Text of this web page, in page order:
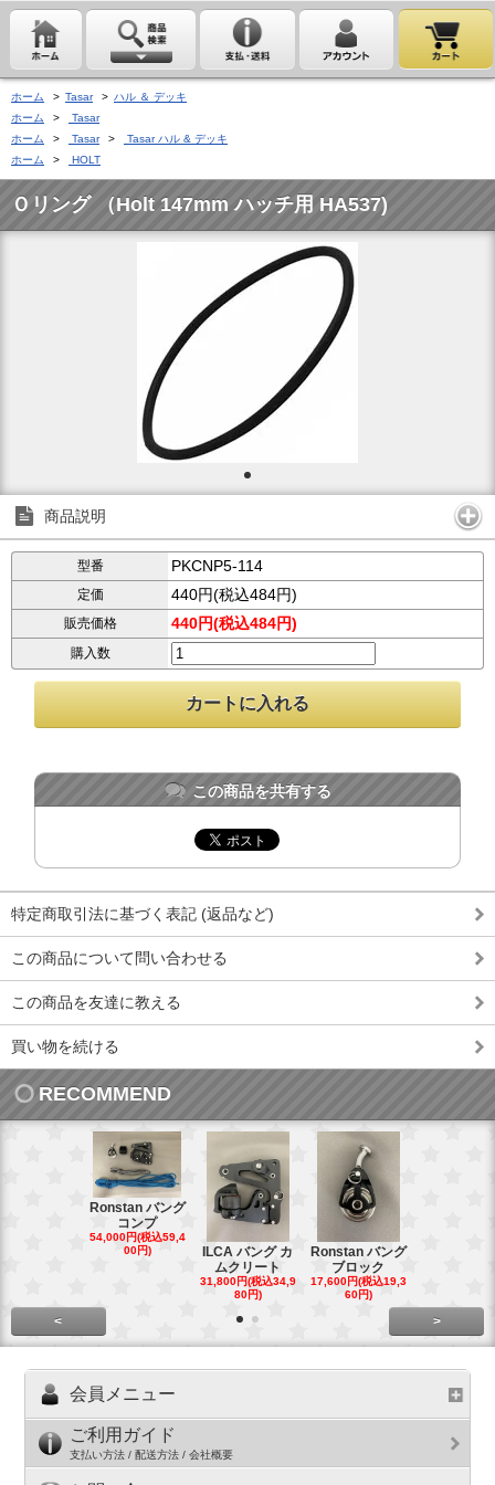
ホーム > Tasar > ハル ＆ デッキ
ホーム
>
Tasar
ホーム
> Tasar >
Tasar ハル & デッキ
ホーム
> HOLT
Ｏリング （Holt 147mm ハッチ用 HA537)
商品説明
型番 PKCNP5-114
定価 440円(税込484円)
販売価格 440円(税込484円)
購入数
この商品を共有する
特定商取引法に基づく表記 (返品など)
この商品について問い合わせる
この商品を友達に教える
買い物を続ける
RECOMMEND
Ronstan バング
コンプ
54,000円(税込59,4
00円)
ILCA バング カ
ムクリート
31,800円(税込34,9
80円)
Ronstan バング
ブロック
17,600円(税込19,3
60円)
< >
会員メニュー
ご利用ガイド
支払い方法 / 配送方法 / 会社概要